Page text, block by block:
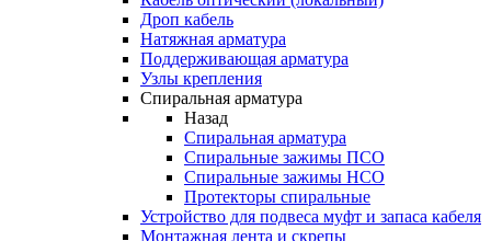
Дроп кабель
Натяжная арматура
Поддерживающая арматура
Узлы крепления
Спиральная арматура
Назад
Спиральная арматура
Спиральные зажимы ПСО
Спиральные зажимы НСО
Протекторы спиральные
Устройство для подвеса муфт и запаса кабеля
Монтажная лента и скрепы